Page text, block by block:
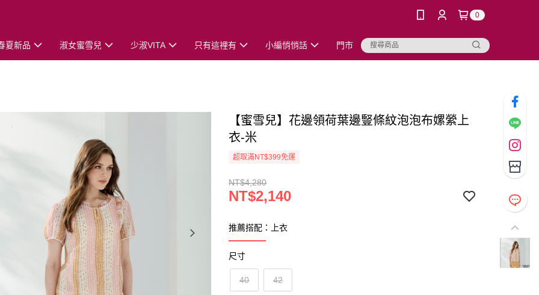
0
夏新品 淑女蜜雪兒 少淑VITA 只有這裡有 小編悄悄話 門市
【蜜雪兒】花邊領荷葉邊豎條紋泡泡布嫘縈上
衣-米
超取滿NT$399免運
NT$4,280
NT$2,140
推薦搭配：上衣
尺寸
40 42